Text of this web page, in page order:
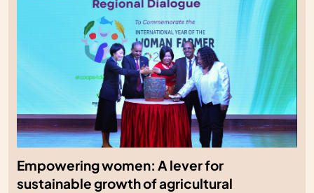
Empowering women: A lever for
sustainable growth of agricultural